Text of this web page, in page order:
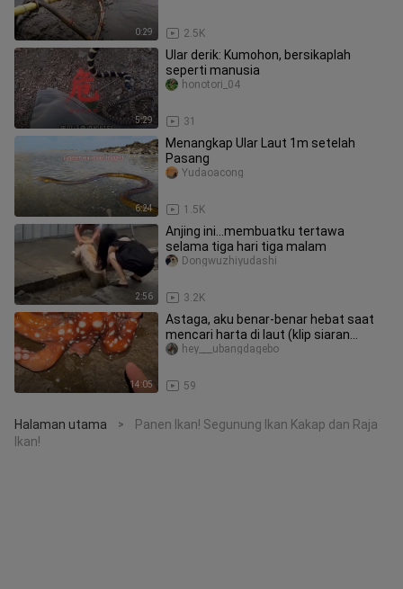
0:29 2.5K
5:29
Ular derik: Kumohon, bersikaplah
seperti manusia
31
honotori_04
6:24
Menangkap Ular Laut 1m setelah
Pasang
1.5K
Yudaoacong
2:56
Anjing ini...membuatku tertawa
selama tiga hari tiga malam
3.2K
Dongwuzhiyudashi
14:05
Astaga, aku benar-benar hebat saat
mencari harta di laut (klip siaran
langsung)
59
hey___ubangdagebo
Halaman utama >
Panen Ikan! Segunung Ikan Kakap dan Raja
Ikan!